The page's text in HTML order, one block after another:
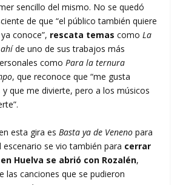
sencillo del mismo. No se quedó
de que “el público también quiere
conoce”, rescata temas comoLa
de uno de sus trabajos más
como Para la ternura
, que reconoce que “me gusta
que me divierte, pero a los músicos
esta gira esBasta ya de Veneno para
escenario se vio también para cerrar
Huelva se abrió con Rozalén,
las canciones que se pudieron